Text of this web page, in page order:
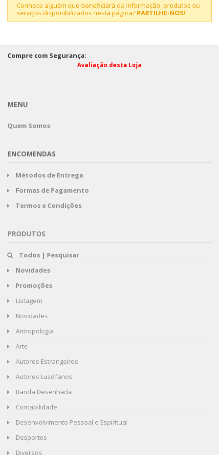
Conhece alguém que beneficiará da informação, produtos ou
serviços disponibilizados nesta página? PARTILHE-NOS!
Compre com Segurança:
Avaliação desta Loja
MENU
Quem Somos
ENCOMENDAS
Métodos de Entrega
Formas de Pagamento
Termos e Condições
PRODUTOS
Todos | Pesquisar
Novidades
Promoções
Listagem
Novidades
Antropologia
Arte
Autores Estrangeiros
Autores Lusófanos
Banda Desenhada
Contabilidade
Desenvolvimento Pessoal e Espiritual
Desportos
Diversos